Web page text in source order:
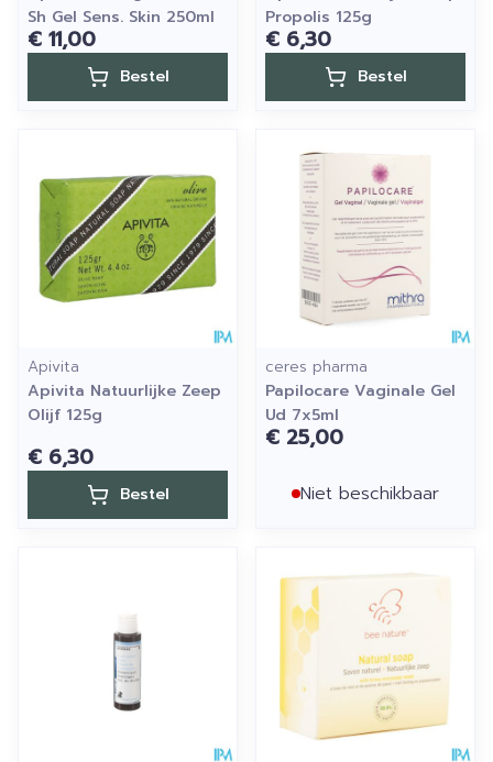
Sh Gel Sens. Skin 250ml
€ 11,00
Bestel
Propolis 125g
€ 6,30
Bestel
Apivita
Apivita Natuurlijke Zeep
Olijf 125g
€ 6,30
Bestel
ceres pharma
Papilocare Vaginale Gel
Ud 7x5ml
€ 25,00
Niet beschikbaar